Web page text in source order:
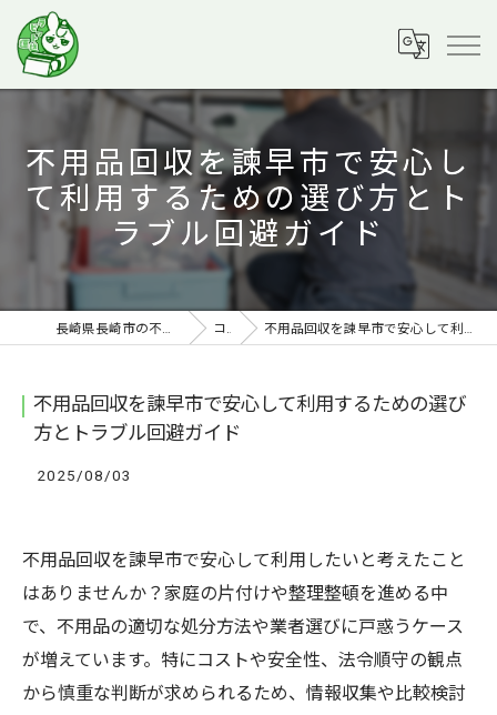
不用品回収を諫早市で安心し
て利用するための選び方とト
ラブル回避ガイド
長崎県長崎市の不用品回収ならラビット運送 コラム 不用品回収を諫早市で安心して利用するための選び方とトラブル回避ガイド
不用品回収を諫早市で安心して利用するための選び
方とトラブル回避ガイド
2025/08/03
不用品回収を諫早市で安心して利用したいと考えたこと
はありませんか？家庭の片付けや整理整頓を進める中
で、不用品の適切な処分方法や業者選びに戸惑うケース
が増えています。特にコストや安全性、法令順守の観点
から慎重な判断が求められるため、情報収集や比較検討